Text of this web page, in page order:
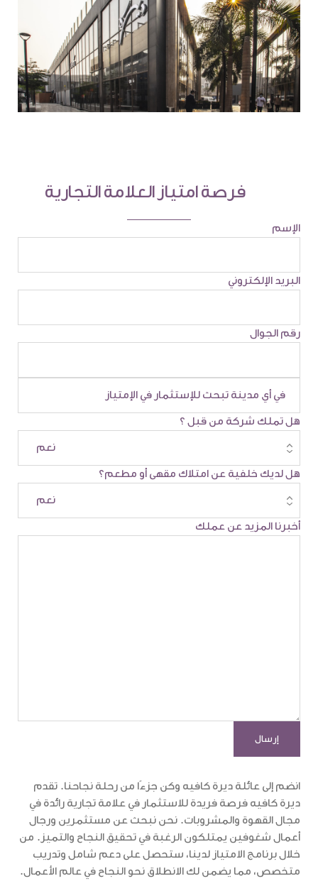
فرصة امتياز العلامة التجارية
الإسم
البريد الإلكتروني
رقم الجوال
هل تملك شركة من قبل ؟
هل لديك خلفية عن امتلاك مقهى أو مطعم؟
أخبرنا المزيد عن عملك
انضم إلى عائلة ديرة كافيه وكن جزءًا من رحلة نجاحنا. تقدم
ديرة كافيه فرصة فريدة للاستثمار في علامة تجارية رائدة في
مجال القهوة والمشروبات. نحن نبحث عن مستثمرين ورجال
أعمال شغوفين يمتلكون الرغبة في تحقيق النجاح والتميز. من
خلال برنامج الامتياز لدينا، ستحصل على دعم شامل وتدريب
متخصص، مما يضمن لك الانطلاق نحو النجاح في عالم الأعمال.